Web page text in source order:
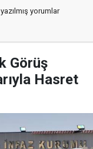
yorumlar
Görüş
Hasret